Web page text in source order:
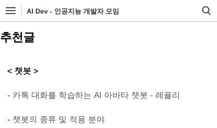
AI Dev - 인공지능 개발자 모임
추천글
< 챗봇 >
- 카톡 대화를 학습하는 AI 아바타 챗봇 - 레플리
- 챗봇의 종류 및 적용 분야